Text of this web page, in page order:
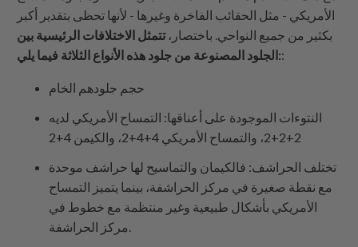
الأمريكي - مثل الحقائب الفاخرة وغيرها - لأنها تحظى بتقدير أكبر
بكثير من جميع النواحي. باختصار،تتمثل الاختلافات الرئيسية بين
الجلود المصنوعة من جلود هذه الأنواع الثلاثة فيما يلي::
حجم جلودهم الخام
النتوءات الموجودة على أعناقها: التمساح الأمريكي لديه
2+2+2، والتمساح الأمريكي 4+4+2، والكيمن 4+2
تختلف الحراشف: فالكيمان والتماسيح لها حراشف موحدة
مع نقطة صغيرة في مركز الحراشفة، بينما يتميز التمساح
الأمريكي بأشكال طبيعية وغير منتظمة مع خطوط في